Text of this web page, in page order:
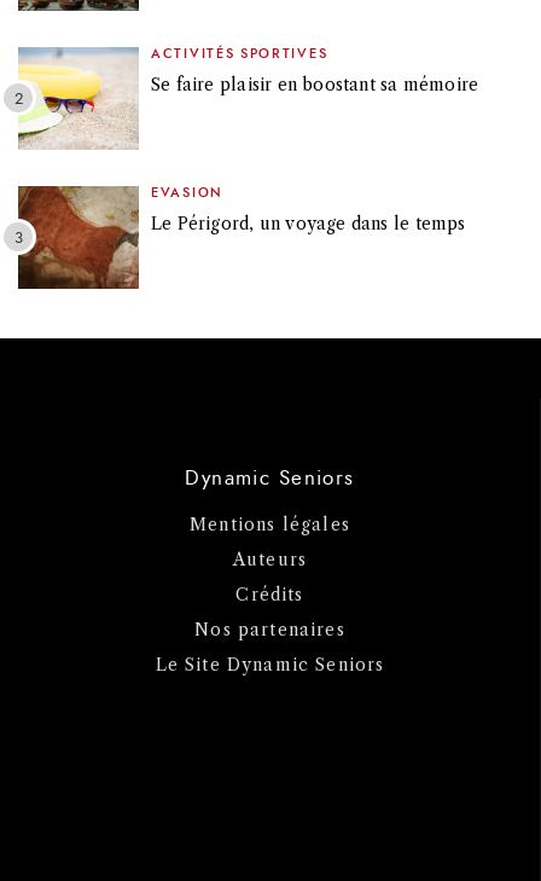
ACTIVITÉS SPORTIVES
Se faire plaisir en boostant sa mémoire
EVASION
Le Périgord, un voyage dans le temps
Dynamic Seniors
Mentions légales
Auteurs
Crédits
Nos partenaires
Le Site Dynamic Seniors